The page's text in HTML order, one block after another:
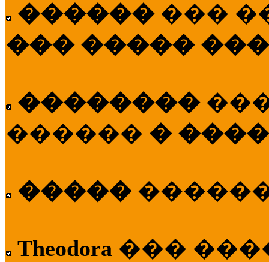
������ ���
��� �����
��������
������ �
�����
Theodora ���